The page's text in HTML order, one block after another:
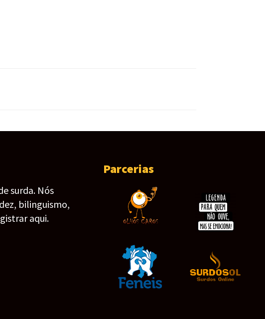
surda. Nós
bilinguismo,
aqui.
Parcerias